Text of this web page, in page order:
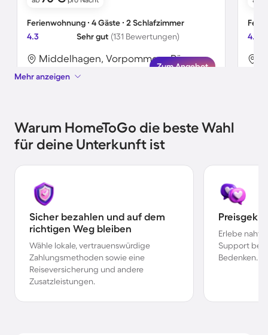
Ferienwohnung ∙ 4 Gäste ∙ 2 Schlafzimmer
4.3
Sehr gut (131 Bewertungen)
Middelhagen, Vorpommern-Rügen, Deutschland
Zum Angebot
4.7
Mehr anzeigen
Warum HomeToGo die beste Wahl
für deine Unterkunft ist
Sicher bezahlen und auf dem
richtigen Weg bleiben
Wähle lokale, vertrauenswürdige
Zahlungsmethoden sowie eine
Reiseversicherung und andere
Zusatzleistungen.
Erlebe
Support bei
Bedenken.